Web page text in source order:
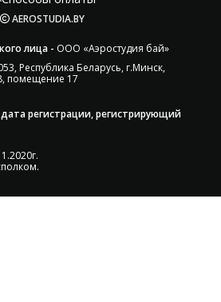
AEROSTUDIA.BY
лица - ООО «Аэростудия бай»
Республика Беларусь, г.Минск,
помещение 17
регистрации, регистрирующий